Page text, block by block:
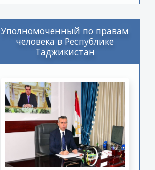
Уполномоченный по правам
человека в Республике
Таджикистан